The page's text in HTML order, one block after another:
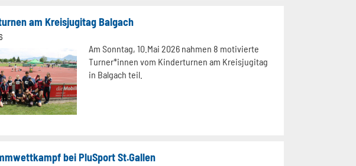
am Kreisjugitag Balgach
Am Sonntag, 10.Mai 2026 nahmen 8 motivierte
Turner*innen vom Kinderturnen am Kreisjugitag
in Balgach teil.
bei PluSport St.Gallen